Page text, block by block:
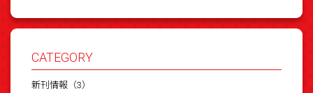
CATEGORY
新刊情報（3）